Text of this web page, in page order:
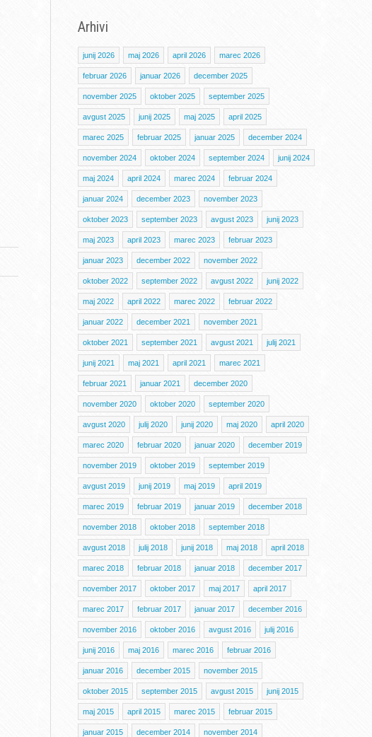
Arhivi
junij 2026 maj 2026 april 2026 marec 2026
februar 2026 januar 2026 december 2025
november 2025 oktober 2025 september 2025
avgust 2025 junij 2025 maj 2025 april 2025
marec 2025 februar 2025 januar 2025 december 2024
november 2024 oktober 2024 september 2024 junij 2024
maj 2024 april 2024 marec 2024 februar 2024
januar 2024 december 2023 november 2023
oktober 2023 september 2023 avgust 2023 junij 2023
maj 2023 april 2023 marec 2023 februar 2023
januar 2023 december 2022 november 2022
oktober 2022 september 2022 avgust 2022 junij 2022
maj 2022 april 2022 marec 2022 februar 2022
januar 2022 december 2021 november 2021
oktober 2021 september 2021 avgust 2021 julij 2021
junij 2021 maj 2021 april 2021 marec 2021
februar 2021 januar 2021 december 2020
november 2020 oktober 2020 september 2020
avgust 2020 julij 2020 junij 2020 maj 2020 april 2020
marec 2020 februar 2020 januar 2020 december 2019
november 2019 oktober 2019 september 2019
avgust 2019 junij 2019 maj 2019 april 2019
marec 2019 februar 2019 januar 2019 december 2018
november 2018 oktober 2018 september 2018
avgust 2018 julij 2018 junij 2018 maj 2018 april 2018
marec 2018 februar 2018 januar 2018 december 2017
november 2017 oktober 2017 maj 2017 april 2017
marec 2017 februar 2017 januar 2017 december 2016
november 2016 oktober 2016 avgust 2016 julij 2016
junij 2016 maj 2016 marec 2016 februar 2016
januar 2016 december 2015 november 2015
oktober 2015 september 2015 avgust 2015 junij 2015
maj 2015 april 2015 marec 2015 februar 2015
januar 2015 december 2014 november 2014